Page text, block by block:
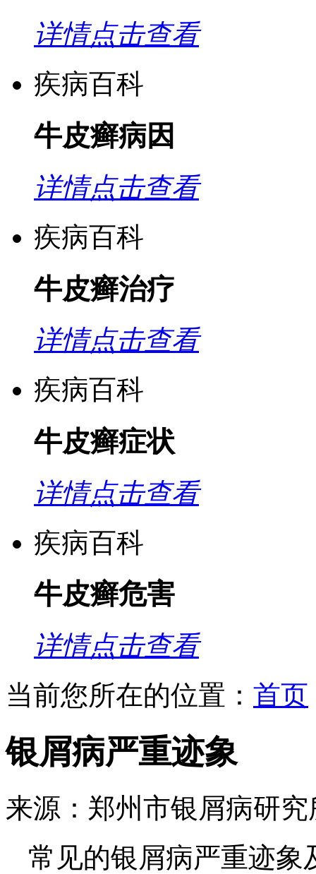
详情点击查看
疾病百科
牛皮癣病因
详情点击查看
疾病百科
牛皮癣治疗
详情点击查看
疾病百科
牛皮癣症状
详情点击查看
疾病百科
牛皮癣危害
详情点击查看
当前您所在的位置： 首页
银屑病严重迹象
来源：郑州市银屑病研究
常见的银屑病严重迹象